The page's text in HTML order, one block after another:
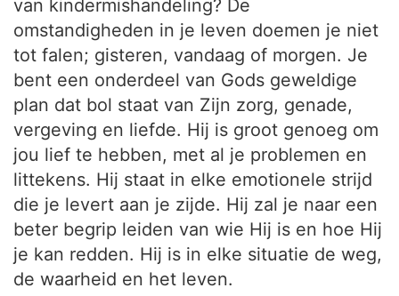
van kindermishandeling? De
omstandigheden in je leven doemen je niet
tot falen; gisteren, vandaag of morgen. Je
bent een onderdeel van Gods geweldige
plan dat bol staat van Zijn zorg, genade,
vergeving en liefde. Hij is groot genoeg om
jou lief te hebben, met al je problemen en
littekens. Hij staat in elke emotionele strijd
die je levert aan je zijde. Hij zal je naar een
beter begrip leiden van wie Hij is en hoe Hij
je kan redden. Hij is in elke situatie de weg,
de waarheid en het leven.